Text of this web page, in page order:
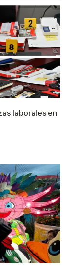
laborales en